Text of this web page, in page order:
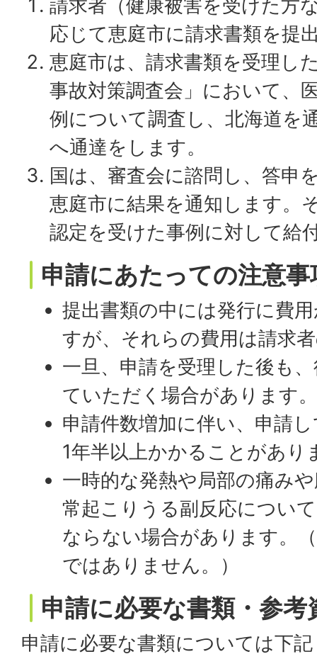
請求者（健康被害を受けた方
応じて恵庭市に請求書類を提
恵庭市は、請求書類を受理し
事故対策調査会」において、
例について調査し、北海道を
へ通達をします。
国は、審査会に諮問し、答申
恵庭市に結果を通知します。
認定を受けた事例に対して給
申請にあたっての注意事
提出書類の中には発行に費
すが、それらの費用は請求
一旦、申請を受理した後も
ていただく場合があります
申請件数増加に伴い、申請
1年半以上かかることがあり
一時的な発熱や局部の痛み
常起こりうる副反応につい
ならない場合があります。
ではありません。）
申請に必要な書類・参考
申請に必要な書類については下